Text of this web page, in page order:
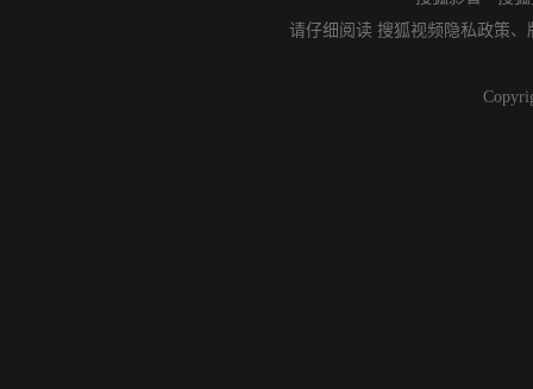
请仔细阅读 搜狐视频隐私政策、